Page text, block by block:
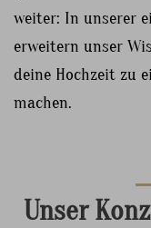
weiter: In unserer
erweitern unser
deine Hochzeit zu
machen.
Unser